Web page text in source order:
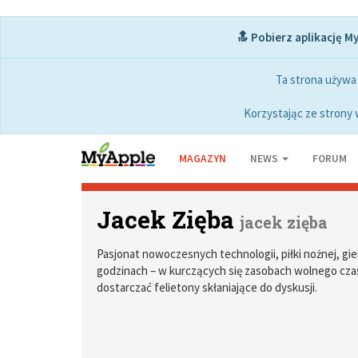
🔝 Pobierz aplikację
Ta strona
Korzystając ze strony
MAGAZYN NEWS FORUM
Jacek Zięba jacek zięba
Pasjonat nowoczesnych technologii, piłki nożnej,
godzinach – w kurczących się zasobach wolnego
dostarczać felietony skłaniające do dyskusji.